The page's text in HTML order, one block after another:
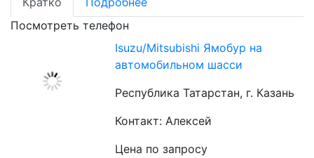
Посмотреть телефон
Isuzu/Mitsubishi Ямобур на
автомобильном шасси
Республика Татарстан, г. Казань
Контакт: Алексей
Цена по запросу